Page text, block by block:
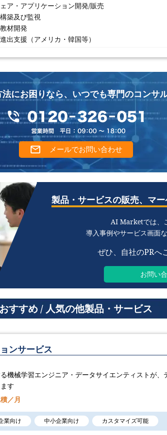
ア・アプリケーション開発/販売
築及び監視
材開発
出支援（アメリカ・韓国等）
にお困りなら、 いつでも専門のコンサ
メールでお問い合わせ
製品・サービスの販売、 マ
AI Marketでは、
導入事例やサービス画面
ぜひ、自社のPRへ
お問い
おすすめ / 人気の他製品・サービス
ンサービス
機械学習エンジニア・データサイエンティストが、
す
／月
業向け 中小企業向け カスタマイズ可能